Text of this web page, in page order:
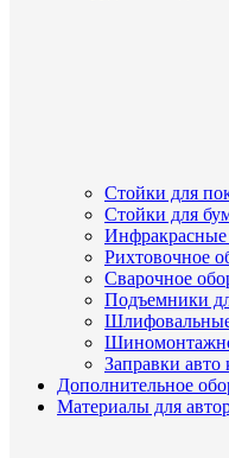
Стойки для
Стойки для
Рихтовочное
Сварочное
Подъемники
Заправки авто
Дополнительное
Материалы для